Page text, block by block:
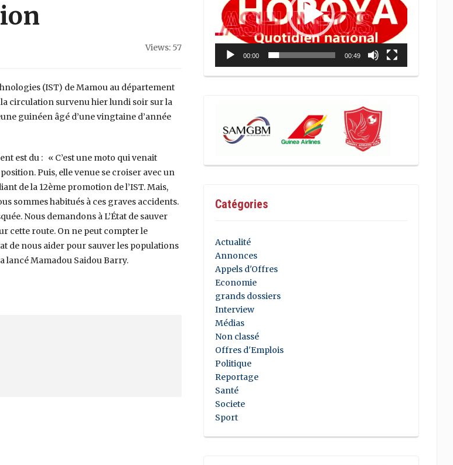
Views: 57
(IST) de Mamou au département
circulation survenu hier lundi soir sur la
guinéen âgé d’une vingtaine d’année
est du : « C’est une moto qui venait
Puis, elle venue se croiser avec un
de la 12ème promotion de l’IST. Mais,
sommes habitués à ces graves accidents.
Nous demandons à L’État de sauver
cette route. On ne peut compter le
de nous aider pour sauver les populations
lancé Mamadou Saidou Barry.
00:00 00:49
Catégories
Actualité
Annonces
Appels d'Offres
Economie
grands dossiers
Interview
Médias
Non classé
Offres d'Emplois
Politique
Reportage
Santé
Societe
Sport